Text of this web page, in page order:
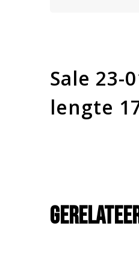
Sale 23-
lengte